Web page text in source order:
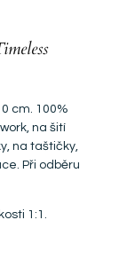
cm. 100%
na šití
na taštičky,
Při odběru
1:1.